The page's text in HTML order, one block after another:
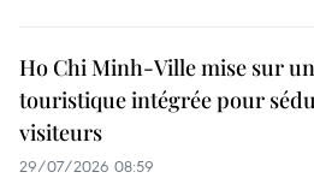
Ho Chi Minh-Ville mise sur
touristique intégrée pour
visiteurs
29/07/2026 08:59